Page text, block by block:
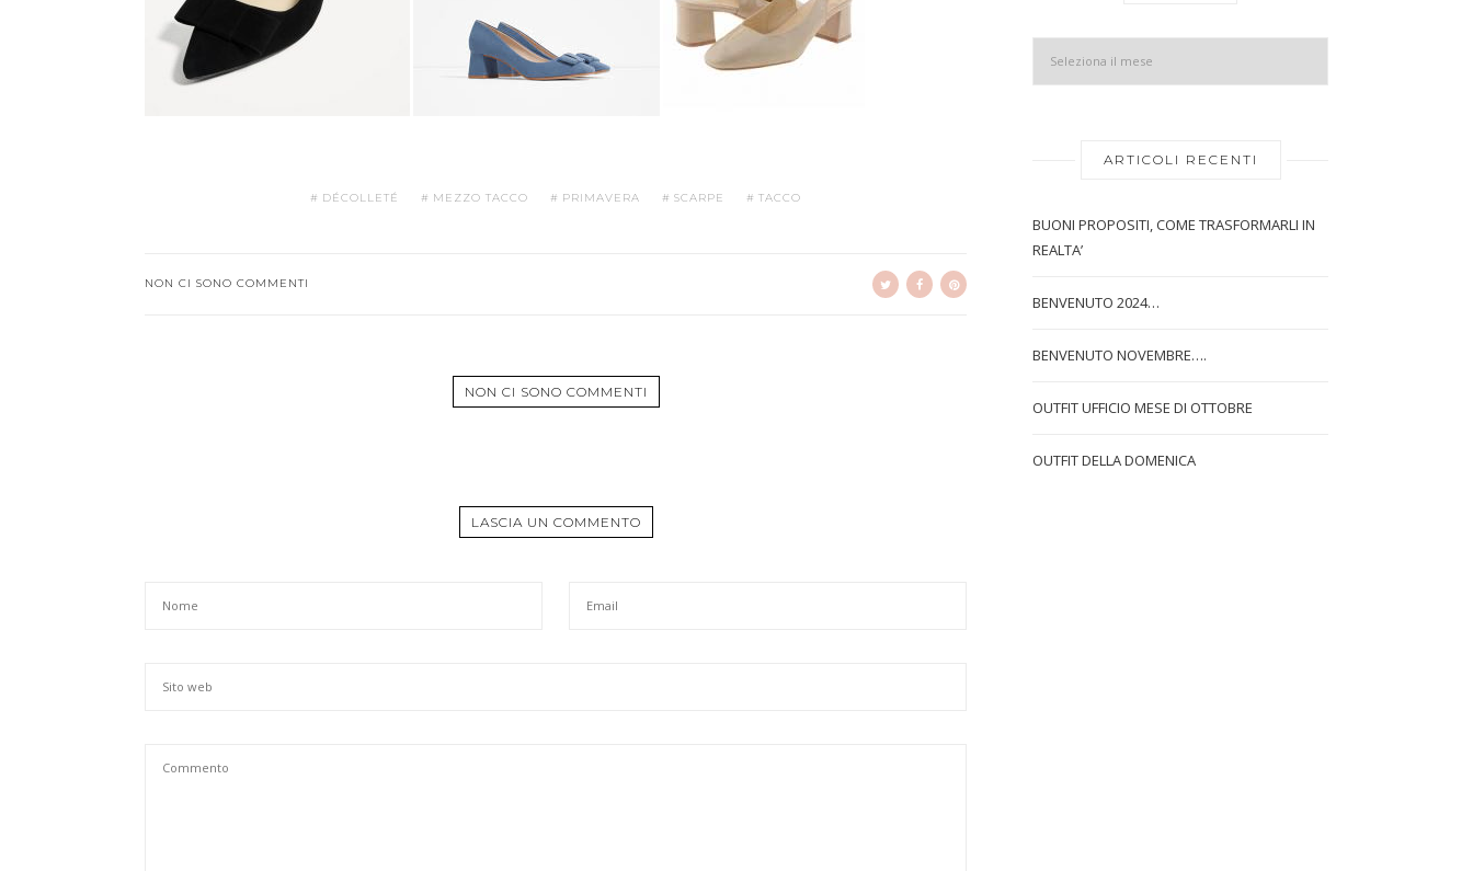
DÉCOLLETÉ MEZZO TACCO PRIMAVERA SCARPE TACCO
NON CI SONO COMMENTI
NON CI SONO COMMENTI
LASCIA UN COMMENTO
ARTICOLI RECENTI
BUONI PROPOSITI, COME TRASFORMARLI IN
REALTA’
BENVENUTO 2024…
BENVENUTO NOVEMBRE….
OUTFIT UFFICIO MESE DI OTTOBRE
OUTFIT DELLA DOMENICA